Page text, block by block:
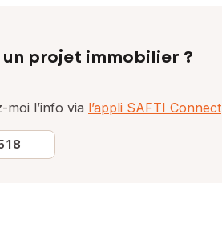
un projet immobilier ?
l’info via l’appli SAFTI Connect